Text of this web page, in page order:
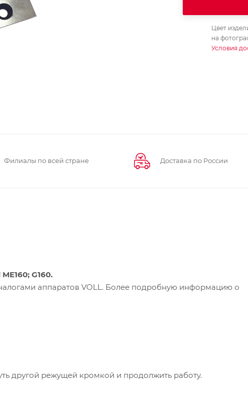
Цвет
на
Условия
Филиалы по всей стране Доставка по России
G160.
аппаратов VOLL. Более подробную информацию о
другой режущей кромкой и продолжить работу.